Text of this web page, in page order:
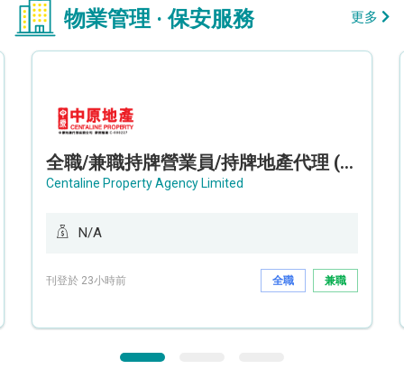
物業管理 · 保安服務 更多
全職/兼職持牌營業員/持牌地產代理 (長沙灣/將軍澳/油塘)
Centaline Property Agency Limited
N/A
刊登於 23小時前 全職 兼職